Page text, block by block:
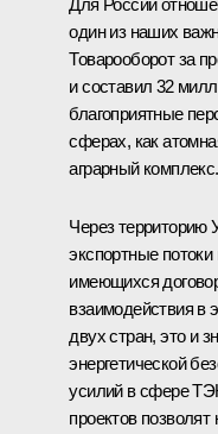
Для России
один из наших
Товарооборот за
и составил 32
благоприятные
сферах, как
аграрный комплекс.
Через территорию
экспортные
имеющихся
взаимодействия в
двух стран, это и
энергетической
усилий в сфере
проектов позволят